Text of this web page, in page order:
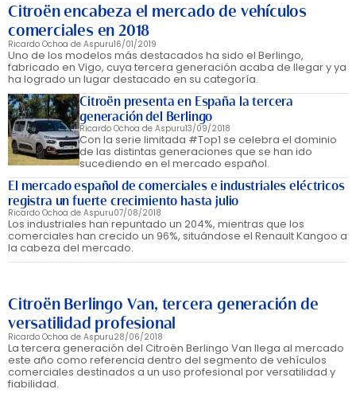
Citroën encabeza el mercado de vehículos
comerciales en 2018
Ricardo Ochoa de Aspuru16/01/2019
Uno de los modelos más destacados ha sido el Berlingo,
fabricado en Vigo, cuya tercera generación acaba de llegar y ya
ha logrado un lugar destacado en su categoría.
Citroën presenta en España la tercera
generación del Berlingo
Ricardo Ochoa de Aspuru13/09/2018
Con la serie limitada #Top1 se celebra el dominio
de las distintas generaciones que se han ido
sucediendo en el mercado español.
El mercado español de comerciales e industriales eléctricos
registra un fuerte crecimiento hasta julio
Ricardo Ochoa de Aspuru07/08/2018
Los industriales han repuntado un 204%, mientras que los
comerciales han crecido un 96%, situándose el Renault Kangoo a
la cabeza del mercado.
Citroën Berlingo Van, tercera generación de
versatilidad profesional
Ricardo Ochoa de Aspuru28/06/2018
La tercera generación del Citroën Berlingo Van llega al mercado
este año como referencia dentro del segmento de vehículos
comerciales destinados a un uso profesional por versatilidad y
fiabilidad.